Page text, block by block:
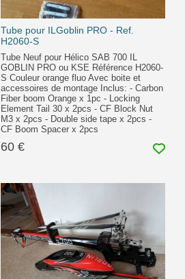
Tube pour ILGoblin PRO - Ref.
H2060-S
Tube Neuf pour Hélico SAB 700 IL
GOBLIN PRO ou KSE Référence H2060-
S Couleur orange fluo Avec boite et
accessoires de montage Inclus: - Carbon
Fiber boom Orange x 1pc - Locking
Element Tail 30 x 2pcs - CF Block Nut
M3 x 2pcs - Double side tape x 2pcs -
CF Boom Spacer x 2pcs
60 €